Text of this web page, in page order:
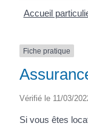
Accueil
Fiche pratique
Vérifié le 11/03/
Si vous êtes